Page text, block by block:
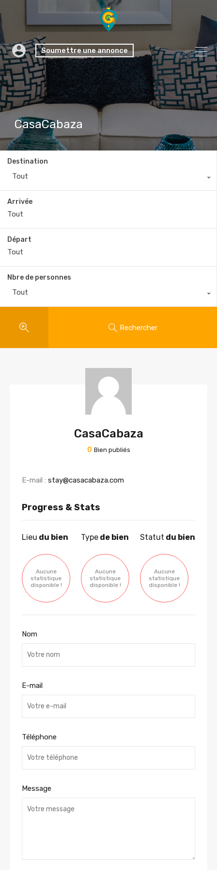
Soumettre une annonce
CasaCabaza
Destination
Tout
Arrivée
Départ
Nbre de personnes
Tout
Rechercher
CasaCabaza
0 Bien publiés
E-mail : stay@casacabaza.com
Progress & Stats
Lieu du bien
Aucune
statistique
disponible !
Type de bien
Aucune
statistique
disponible !
Statut du bien
Aucune
statistique
disponible !
Nom
E-mail
Téléphone
Message